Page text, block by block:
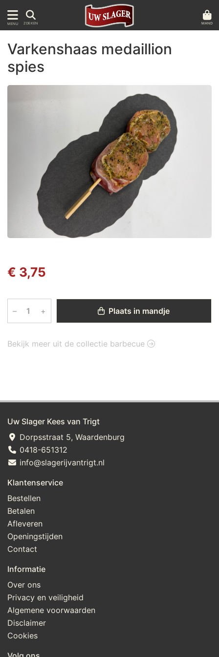
MENU ZOEKEN MAND
Varkenshaas medaillion
spies
€ 3,75
– + Plaats in mandje
Bekijk meer uit de collectie barbecue
Uw Slager Kees van Trigt
Dorpsstraat 5, Waardenburg
0418-651312
info@slagerijvantrigt.nl
Klantenservice
Bestellen
Betalen
Afleveren
Openingstijden
Contact
Informatie
Over ons
Privacy en veiligheid
Algemene voorwaarden
Disclaimer
Cookies